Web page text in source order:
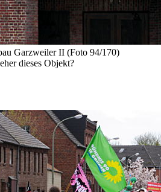
Garzweiler II (Foto 94/170)
dieses Objekt?